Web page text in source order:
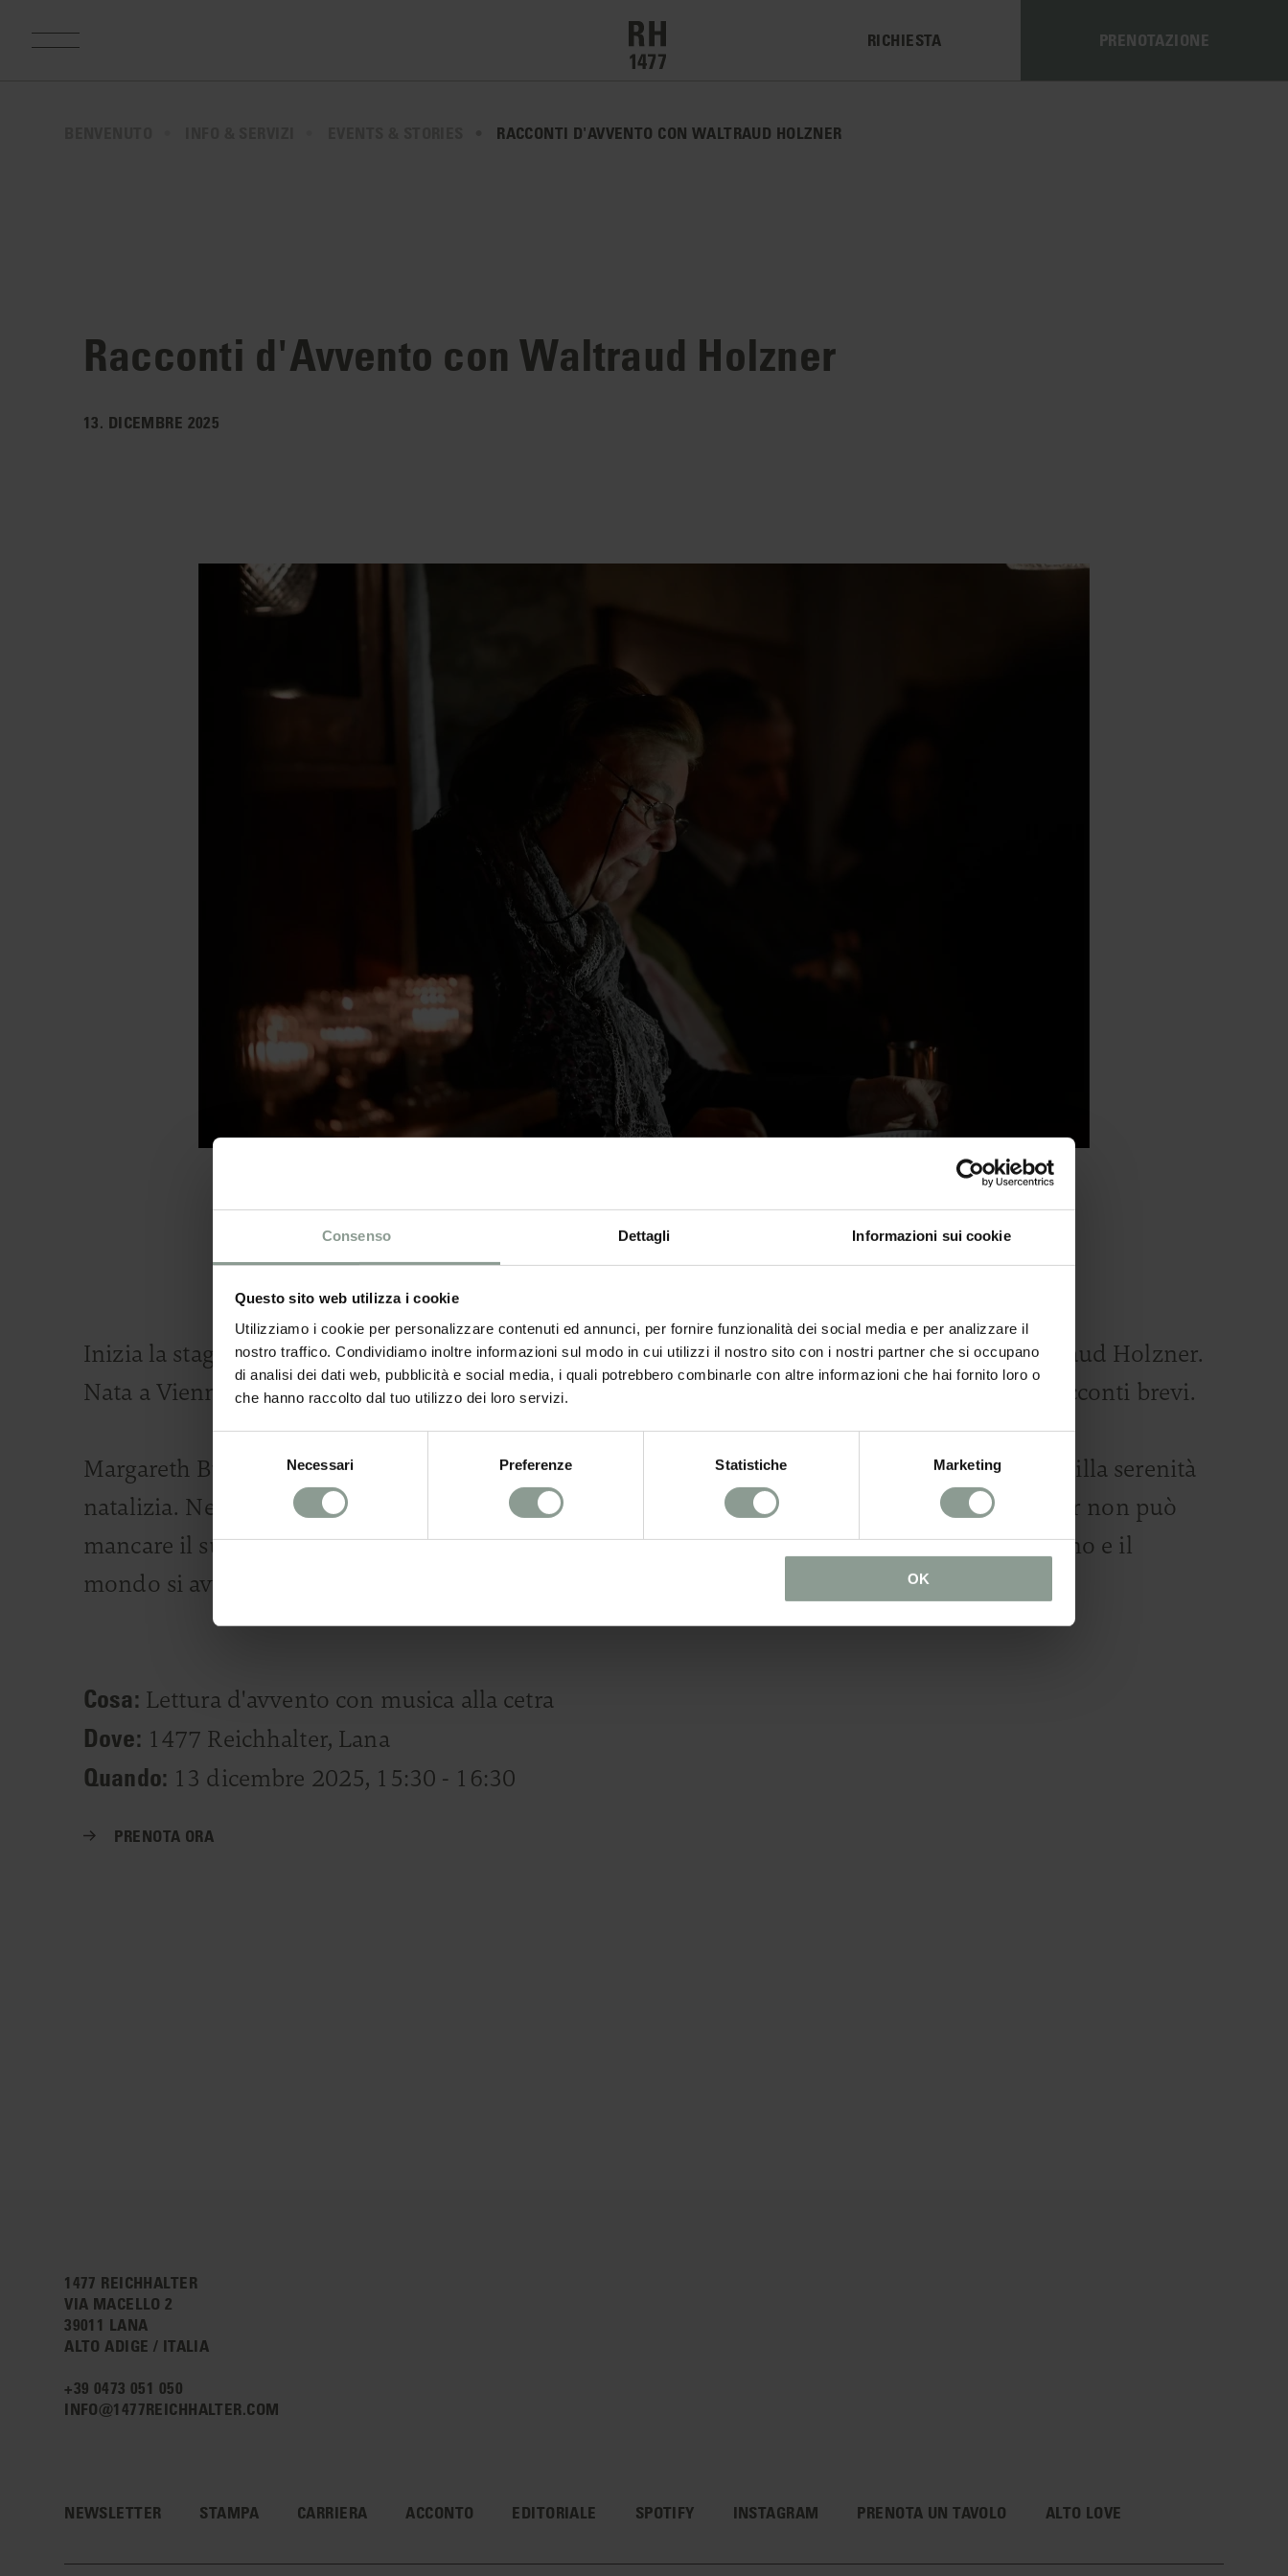
Consenso Dettagli Informazioni sui cookie
Questo sito web utilizza i cookie
Utilizziamo i cookie per personalizzare contenuti ed annunci, per fornire funzionalità dei social media e per analizzare il
nostro traffico. Condividiamo inoltre informazioni sul modo in cui utilizzi il nostro sito con i nostri partner che si occupano
di analisi dei dati web, pubblicità e social media, i quali potrebbero combinarle con altre informazioni che hai fornito loro o
che hanno raccolto dal tuo utilizzo dei loro servizi.
Necessari Preferenze Statistiche Marketing
OK
RICHIESTA PRENOTAZIONE
RACCONTI D'AVVENTO CON WALTRAUD HOLZNER
Racconti d'Avvento con Waltraud Holzner
13. DICEMBRE 2025
Inizia la stagione dell’Avvento nell’accogliente salotto del Reichhalter con una lettura di Waltraud Holzner.
Nata a Vienna, l’autrice vive in Alto Adige dal 1965 e scrive sia saggi che libri per bambini e racconti brevi.
Margareth Burger arricchisce la lettura con la musica alla cetra, creando un’atmosfera di tranquilla serenità
natalizia. Nelle Alpi, la cetra fa parte delle tradizioni d’Avvento da secoli, e anche al Reichhalter non può
mancare il suo suono delicato. Lasciati trasportare in un’altra epoca, mentre i giorni si accorciano e il
mondo si avvolge in un’attesa silenziosa.
Cosa: Lettura d'avvento con musica alla cetra
Dove: 1477 Reichhalter, Lana
Quando: 13 dicembre 2025, 15:30 - 16:30
PRENOTA ORA
1477 REICHHALTER
VIA MACELLO 2
39011 LANA
ALTO ADIGE / ITALIA
+39 0473 051 050
INFO@1477REICHHALTER.COM
NEWSLETTER STAMPA CARRIERA ACCONTO EDITORIALE SPOTIFY INSTAGRAM PRENOTA UN TAVOLO ALTO LOVE